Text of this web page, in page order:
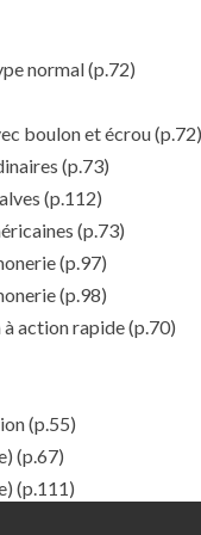
normal(p.72)
boulon et écrou(p.72)
(p.73)
(p.112)
(p.73)
(p.97)
(p.98)
action rapide(p.70)
(p.55)
(p.67)
(p.111)